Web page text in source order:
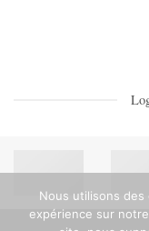
Nous utilisons des
expérience sur